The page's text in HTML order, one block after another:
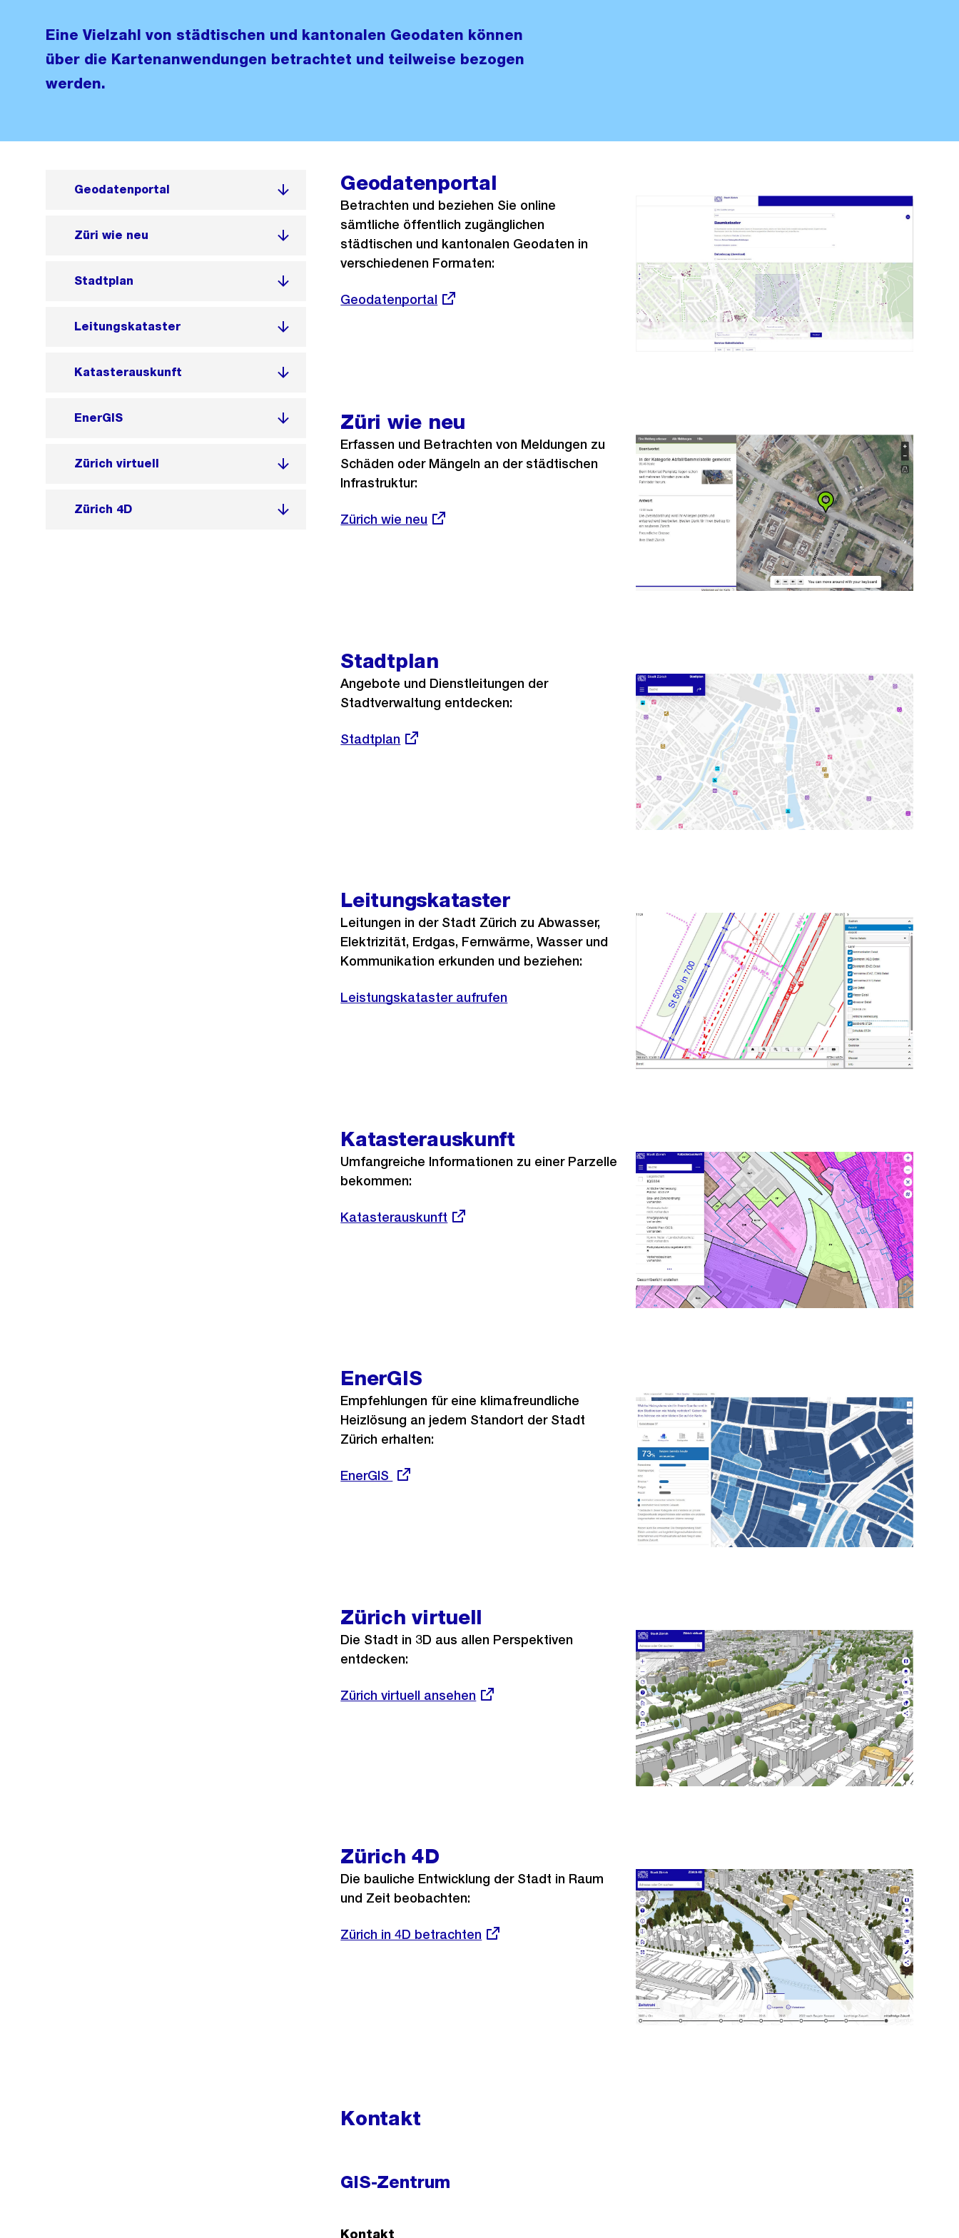
Eine Vielzahl von städtischen und kantonalen Geodaten können
über die Kartenanwendungen betrachtet und teilweise bezogen
werden.
Geodatenportal
Züri wie neu
Stadtplan
Leitungskataster
Katasterauskunft
EnerGIS
Zürich virtuell
Zürich 4D
Geodatenportal
Betrachten und beziehen Sie online
sämtliche öffentlich zugänglichen
städtischen und kantonalen Geodaten in
verschiedenen Formaten:
Externer
Geodatenportal
Züri wie neu
Erfassen und Betrachten von Meldungen zu
Schäden oder Mängeln an der städtischen
Infrastruktur:
Externer
Zürich wie neu
Stadtplan
Angebote und Dienstleitungen der
Stadtverwaltung entdecken:
Externer
Stadtplan
Leitungskataster
Leitungen in der Stadt Zürich zu Abwasser,
Elektrizität, Erdgas, Fernwärme, Wasser und
Kommunikation erkunden und beziehen:
Leistungskataster aufrufen
Katasterauskunft
Umfangreiche Informationen zu einer Parzelle
bekommen:
Externer
Katasterauskunft
EnerGIS
Empfehlungen für eine klimafreundliche
Heizlösung an jedem Standort der Stadt
Zürich erhalten:
Externer
EnerGIS
Zürich virtuell
Die Stadt in 3D aus allen Perspektiven
entdecken:
Externer
Zürich virtuell ansehen
Zürich 4D
Die bauliche Entwicklung der Stadt in Raum
und Zeit beobachten:
Externer
Zürich in 4D betrachten
Kontakt
GIS-Zentrum
Kontakt